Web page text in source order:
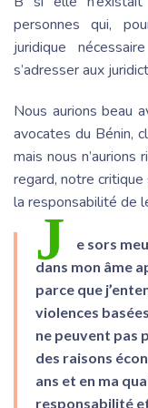
personnes qui,
juridique
s’adresser aux
Nous aurions beau
avocates du Bénin,
mais nous
regard, notre
la responsabilité de
J
e sors
dans mon âme
parce que
violences
ne peuvent pas
des raisons
ans et en ma
responsabilité